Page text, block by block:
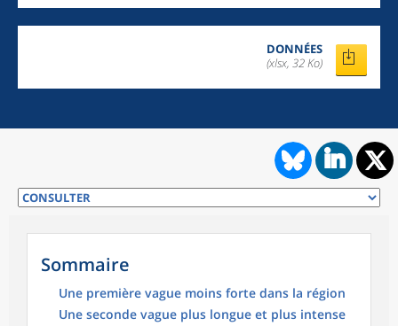
DONNÉES
(xlsx, 32 Ko)
Sommaire
Une première vague moins forte dans la région
Une seconde vague plus longue et plus intense